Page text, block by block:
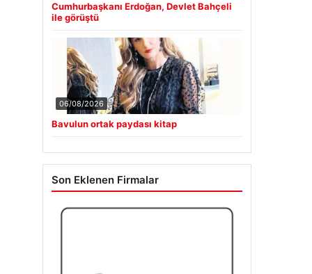
Cumhurbaşkanı Erdoğan, Devlet Bahçeli
ile görüştü
06/08/2026
Bavulun ortak paydası kitap
Son Eklenen Firmalar